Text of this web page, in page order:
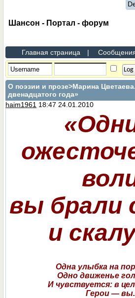
Шансон - Портал - форум
Главная страница |
О поэзии и прозе>Марина
двенадцатого года»
haim1961 18:47 24.01.2010
вы брали
и
Одна улыбка на
Одно движенье
И чувствуется: в
Герои — вы.